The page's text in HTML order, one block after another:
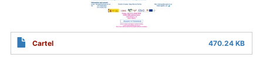
Cartel 470.24 KB